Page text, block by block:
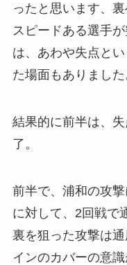
ったと思います、
スピードある選手
は、あわや失点と
た場面もありました
結果的に前半は、
了。
前半で、浦和の攻
に対して、2回戦で
裏を狙った攻撃は
インのカバーの意